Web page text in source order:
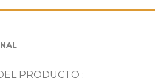
PRODUCTO :